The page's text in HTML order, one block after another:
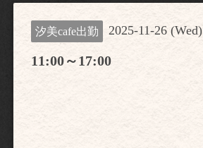
汐美cafe出勤 2025-11-26 (Wed)
11:00～17:00